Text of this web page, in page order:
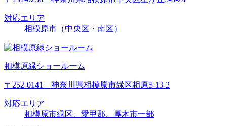
対応エリア
相模原市（中央区・南区）
相模原緑ショールーム
〒252-0141 神奈川県相模原市緑区相原5-13-2
対応エリア
相模原市緑区、愛甲郡、厚木市一部